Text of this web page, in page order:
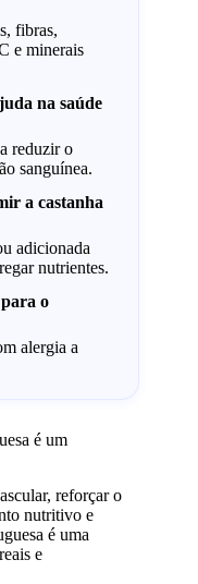
fibras,
e minerais
na saúde
reduzir o
sanguínea.
a castanha
adicionada
nutrientes.
o
alergia a
é um
reforçar o
nutritivo e
é uma
e